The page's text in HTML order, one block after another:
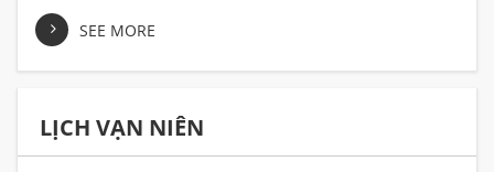
SEE MORE
LỊCH VẠN NIÊN